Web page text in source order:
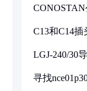
C13和C14
LGJ-240/30
寻找